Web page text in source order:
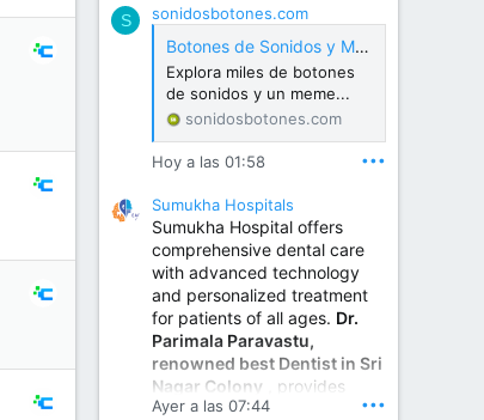
S sonidosbotones.com
Botones de Sonidos y Meme Soundboard Gratis
Explora miles de botones
de sonidos y un meme...
sonidosbotones.com
Hoy a las 01:58 •••
Sumukha Hospitals
Sumukha Hospital offers
comprehensive dental care
with advanced technology
and personalized treatment
for patients of all ages. Dr.
Parimala Paravastu,
renowned best Dentist in Sri
Nagar Colony , provides
expert care for tooth pain,
Ayer a las 07:44 •••